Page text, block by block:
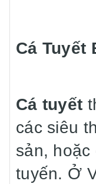
Cá Tuyết
Cá tuyết
các siêu
sản,
tuyến. Ở